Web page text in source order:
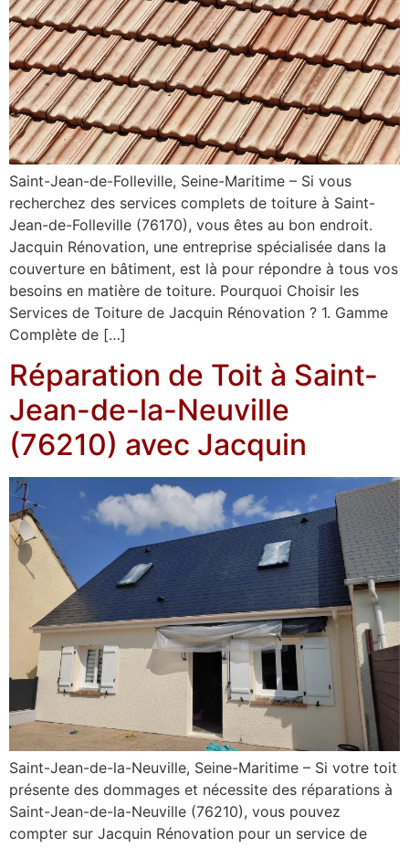
Saint-Jean-de-Folleville, Seine-Maritime – Si vous
recherchez des services complets de toiture à Saint-
Jean-de-Folleville (76170), vous êtes au bon endroit.
Jacquin Rénovation, une entreprise spécialisée dans la
couverture en bâtiment, est là pour répondre à tous vos
besoins en matière de toiture. Pourquoi Choisir les
Services de Toiture de Jacquin Rénovation ? 1. Gamme
Complète de […]
Réparation de Toit à Saint-
Jean-de-la-Neuville
(76210) avec Jacquin
Saint-Jean-de-la-Neuville, Seine-Maritime – Si votre toit
présente des dommages et nécessite des réparations à
Saint-Jean-de-la-Neuville (76210), vous pouvez
compter sur Jacquin Rénovation pour un service de